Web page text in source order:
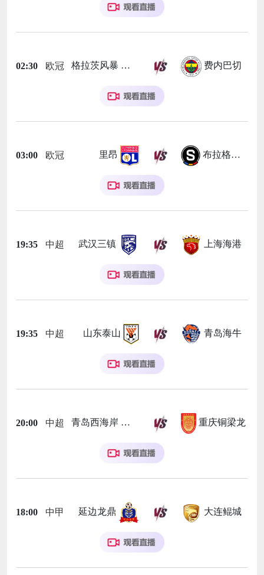
02:30 欧冠 格拉茨风暴 费内巴切
03:00 欧冠 里昂 布拉格斯巴达
19:35 中超 武汉三镇 上海海港
19:35 中超 山东泰山 青岛海牛
20:00 中超 青岛西海岸 重庆铜梁龙
18:00 中甲 延边龙鼎 大连鲲城